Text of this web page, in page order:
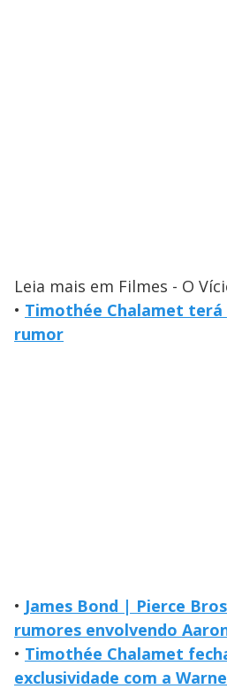
Leia mais em Filmes - O
• Timothée Chalamet terá
rumor
• James Bond | Pierce
rumores envolvendo
• Timothée Chalamet
exclusividade com a